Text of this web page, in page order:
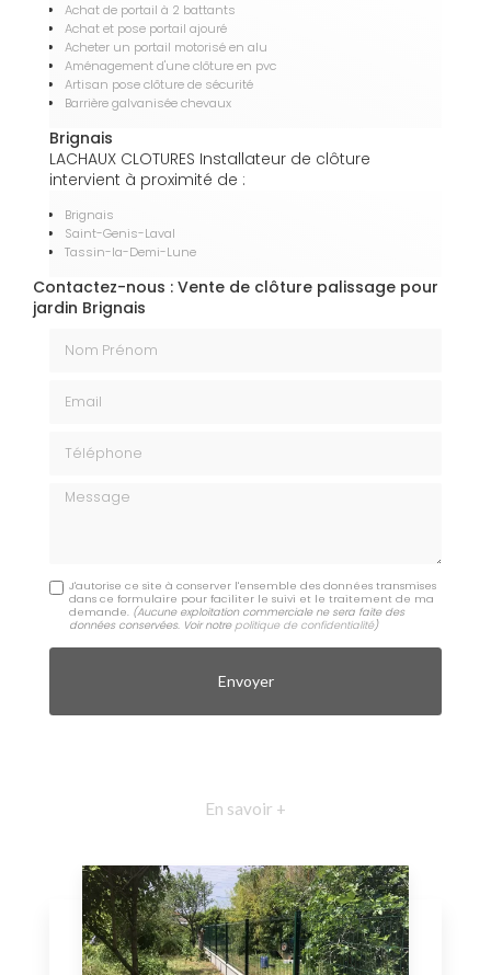
Achat de portail à 2 battants
Achat et pose portail ajouré
Acheter un portail motorisé en alu
Aménagement d'une clôture en pvc
Artisan pose clôture de sécurité
Barrière galvanisée chevaux
Brignais
LACHAUX CLOTURES Installateur de clôture
intervient à proximité de :
Brignais
Saint-Genis-Laval
Tassin-la-Demi-Lune
Contactez-nous : Vente de clôture palissage pour
jardin Brignais
Message
J'autorise ce site à conserver l'ensemble des données transmises
dans ce formulaire pour faciliter le suivi et le traitement de ma
demande. (Aucune exploitation commerciale ne sera faite des
données conservées. Voir notre politique de confidentialité)
En savoir +